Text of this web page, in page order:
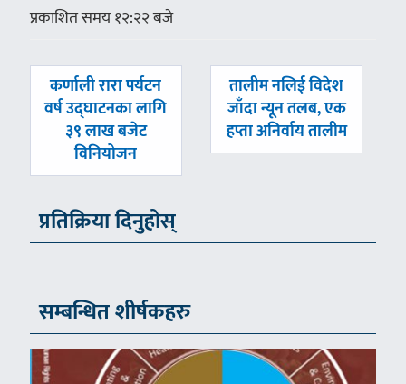
प्रकाशित समय १२:२२ बजे
पछिल्लाे
-
कर्णाली रारा पर्यटन
वर्ष उद्घाटनका लागि
३९ लाख बजेट
विनियोजन
अघिल्लाे
-
तालीम नलिई विदेश
जाँदा न्यून तलब, एक
हप्ता अनिर्वाय तालीम
प्रतिक्रिया दिनुहोस्
सम्बन्धित शीर्षकहरु